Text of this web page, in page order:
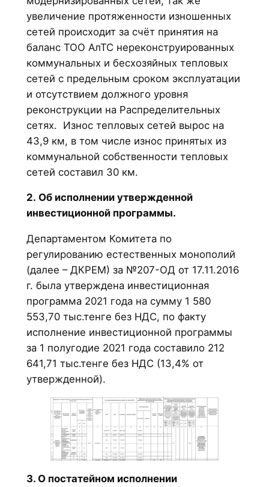
увеличение протяженности изношенных
сетей происходит за счёт принятия на
баланс ТОО АлТС нереконструированных
коммунальных и бесхозяйных тепловых
сетей с предельным сроком эксплуатации
и отсутствием должного уровня
реконструкции на Распределительных
сетях. Износ тепловых сетей вырос на
43,9 км, в том числе износ принятых из
коммунальной собственности тепловых
сетей составил 30 км.
2. Об исполнении утвержденной
инвестиционной программы.
Департаментом Комитета по
регулированию естественных монополий
(далее – ДКРЕМ) за №207-ОД от 17.11.2016
г. была утверждена инвестиционная
программа 2021 года на сумму 1 580
553,70 тыс.тенге без НДС, по факту
исполнение инвестиционной программы
за 1 полугодие 2021 года составило 212
641,71 тыс.тенге без НДС (13,4% от
утвержденной).
3. О постатейном исполнении